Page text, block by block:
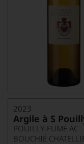
2023
Argile à S
POUILLY-FUMÉ AC
BOUCHIÉ